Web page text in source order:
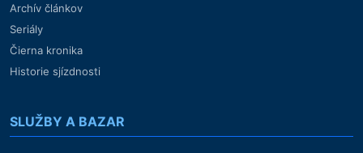
Archív článkov
Seriály
Čierna kronika
Historie sjízdnosti
SLUŽBY A BAZAR